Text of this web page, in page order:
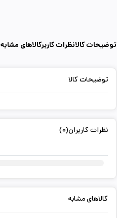
توضیحات کالانظرات کاربرکالاهای مشابه
توضیحات کالا
نظرات کاربران(0)
کالاهای مشابه